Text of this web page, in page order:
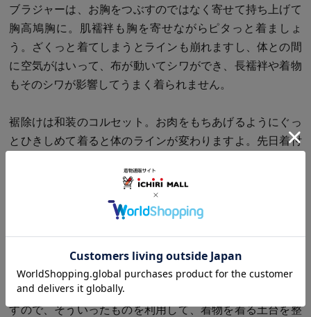
ブラジャーは、お胸をつぶすのではなく寄せて持ち上げて
胸高鳩胸に。肌襦袢も胸を寄せながらピタっと着ましょ
う。ざくっと着てしまうとラインも崩れますし、体との間
に空気がはいって、布が動いてシワができ、長襦袢や着物
もそのシワが影響してうまく着られません。
裾除けは和装のコルセット。お肉をもちあげるようにぐっ
とひきしめて着ると体のラインが変わりますよ。先日着付
を上に持ち上げるのよ！そうすると上にポヨンって移動す
るから！と言うと、ちょっと恥ずかしかったのか、そんな
～っておっしゃってましたけど（笑）ポヨンポヨンは帯に
隠れますし、お腹周りが本当にスッキリ変わりますから！
昔はサラシで体のラインを整えたりしていましたけれど
も、今はもっと楽に整えられるブラジャーなども出ていま
すので、そういったものを利用して、着物を着る土台を整